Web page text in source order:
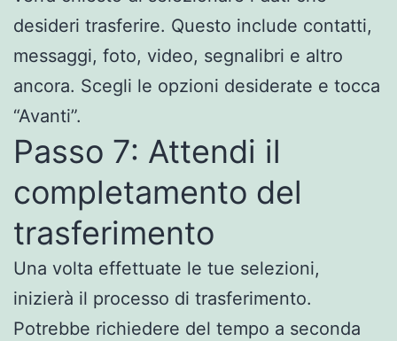
desideri trasferire. Questo include contatti,
messaggi, foto, video, segnalibri e altro
ancora. Scegli le opzioni desiderate e tocca
“Avanti”.
Passo 7: Attendi il
completamento del
trasferimento
Una volta effettuate le tue selezioni,
inizierà il processo di trasferimento.
Potrebbe richiedere del tempo a seconda